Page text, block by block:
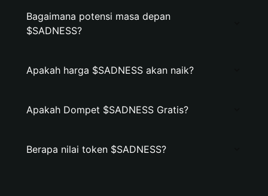
Bagaimana potensi masa depan
$SADNESS?
Apakah harga $SADNESS akan naik?
Apakah Dompet $SADNESS Gratis?
Berapa nilai token $SADNESS?